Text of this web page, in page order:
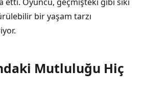
bir yaşam tarzı
Mutluluğu Hiç